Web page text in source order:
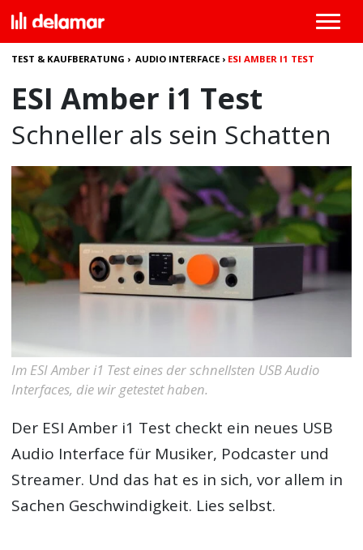
TEST & KAUFBERATUNG ›AUDIO INTERFACE › ESI AMBER I1 TEST
ESI Amber i1 Test
Schneller als sein Schatten
Im ESI Amber i1 Test eines der schnellsten USB Audio
Interfaces, die wir getestet haben.
Der ESI Amber i1 Test checkt ein neues USB
Audio Interface für Musiker, Podcaster und
Streamer. Und das hat es in sich, vor allem in
Sachen Geschwindigkeit. Lies selbst.